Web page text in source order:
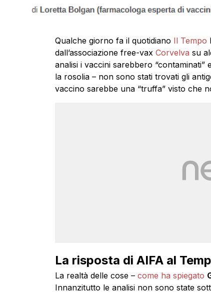
Qualche giorno fa il quotidiano Il Tempo
dall’associazione free-vax Corvelva su
analisi i vaccini sarebbero
la rosolia – non sono stati trovati gli
vaccino sarebbe una “truffa” visto che
La risposta di AIFA al
La realtà delle cose – come ha spiegato
Innanzitutto le analisi non sono state